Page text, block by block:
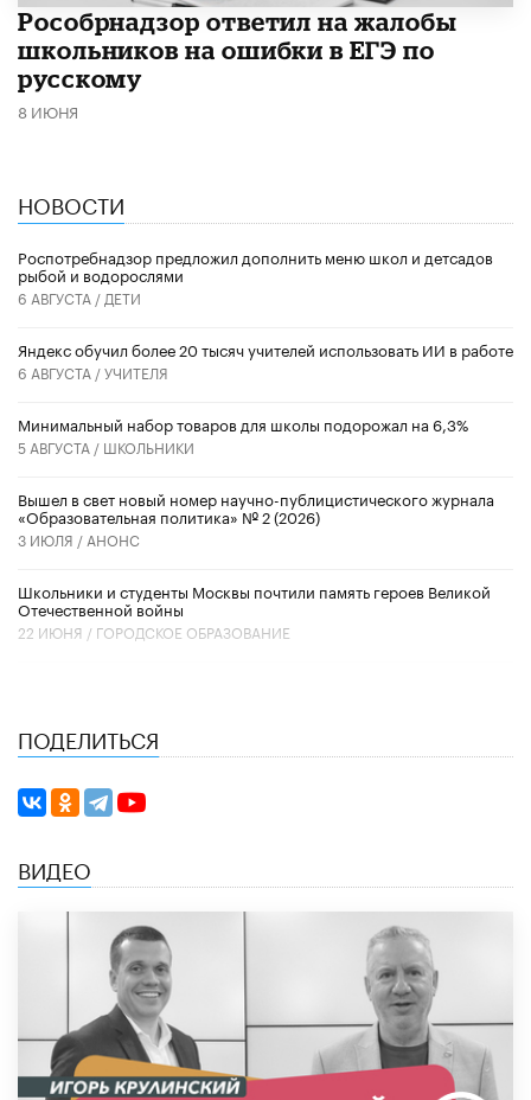
Рособрнадзор ответил на жалобы
школьников на ошибки в ЕГЭ по
русскому
8 ИЮНЯ
НОВОСТИ
Роспотребнадзор предложил дополнить меню школ и детсадов
рыбой и водорослями
6 АВГУСТА / ДЕТИ
​Яндекс обучил более 20 тысяч учителей использовать ИИ в работе
6 АВГУСТА /УЧИТЕЛЯ
Минимальный набор товаров для школы подорожал на 6,3%
5 АВГУСТА / ШКОЛЬНИКИ
Вышел в свет новый номер научно-публицистического журнала
«Образовательная политика» № 2 (2026)
3 ИЮЛЯ / АНОНС
Школьники и студенты Москвы почтили память героев Великой
Отечественной войны
22 ИЮНЯ / ГОРОДСКОЕ ОБРАЗОВАНИЕ
ПОДЕЛИТЬСЯ
ВИДЕО